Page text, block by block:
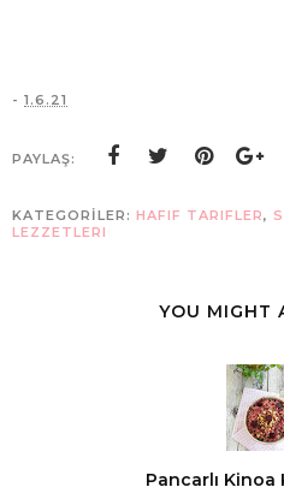
- 1.6.21
PAYLAŞ:
KATEGORİLER: HAFIF TARIFLER,
LEZZETLERI
YOU MIGHT
Pancarlı Kinoa